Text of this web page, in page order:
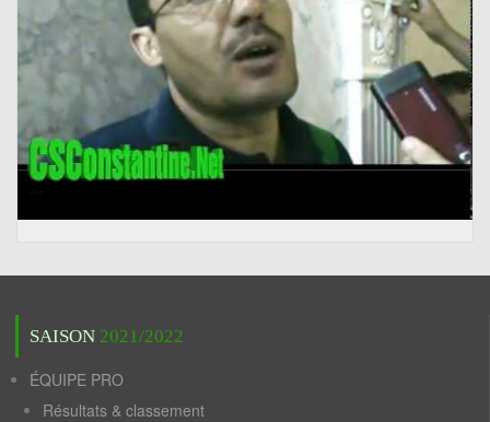
SAISON 2021/2022
ÉQUIPE PRO
Résultats & classement